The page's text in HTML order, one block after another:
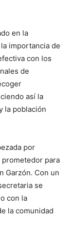
en la
importancia de
con los
de
así la
la población
por
prometedor para
Garzón. Con un
se
con la
la comunidad